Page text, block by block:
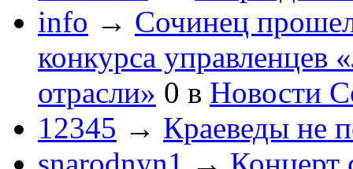
info → Сочинец
конкурса управленцев
отрасли» 0 в Новости
12345 → Краеведы не